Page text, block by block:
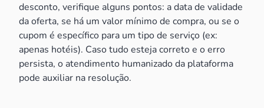
desconto, verifique alguns pontos: a data de validade
da oferta, se há um valor mínimo de compra, ou se o
cupom é específico para um tipo de serviço (ex:
apenas hotéis). Caso tudo esteja correto e o erro
persista, o atendimento humanizado da plataforma
pode auxiliar na resolução.